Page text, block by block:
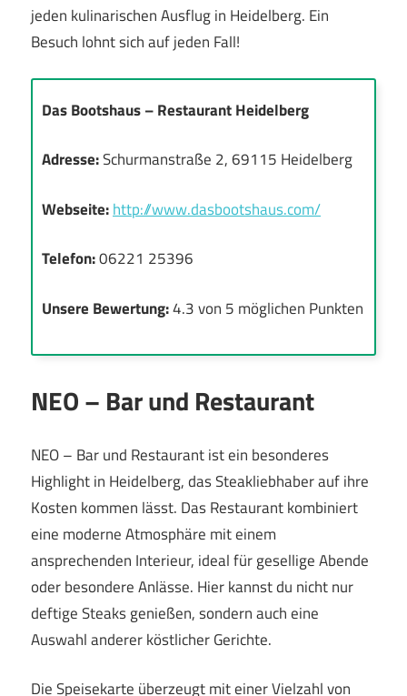
jeden kulinarischen Ausflug in Heidelberg. Ein
Besuch lohnt sich auf jeden Fall!
Das Bootshaus – Restaurant Heidelberg
Adresse:Schurmanstraße 2, 69115 Heidelberg
Webseite:http://www.dasbootshaus.com/
Telefon:06221 25396
Unsere Bewertung:4.3 von 5 möglichen Punkten
NEO – Bar und Restaurant
NEO – Bar und Restaurant ist ein besonderes
Highlight in Heidelberg, das Steakliebhaber auf ihre
Kosten kommen lässt. Das Restaurant kombiniert
eine moderne Atmosphäre mit einem
ansprechenden Interieur, ideal für gesellige Abende
oder besondere Anlässe. Hier kannst du nicht nur
deftige Steaks genießen, sondern auch eine
Auswahl anderer köstlicher Gerichte.
Die Speisekarte überzeugt mit einer Vielzahl von